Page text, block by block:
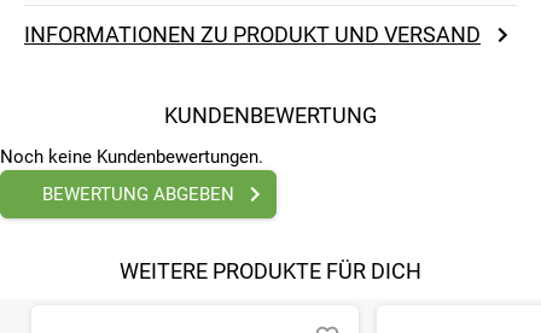
INFORMATIONEN ZU PRODUKT UND VERSAND
KUNDENBEWERTUNG
Noch keine Kundenbewertungen.
BEWERTUNG ABGEBEN
WEITERE PRODUKTE FÜR DICH